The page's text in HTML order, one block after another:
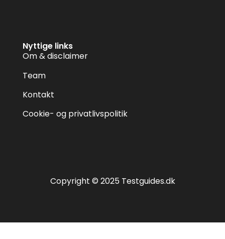
Nyttige links
Om & disclaimer
Team
Kontakt
Cookie- og privatlivspolitik
Copyright © 2025 Testguides.dk